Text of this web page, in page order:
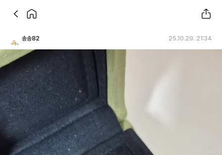
송송82 25.10.29. 21:34